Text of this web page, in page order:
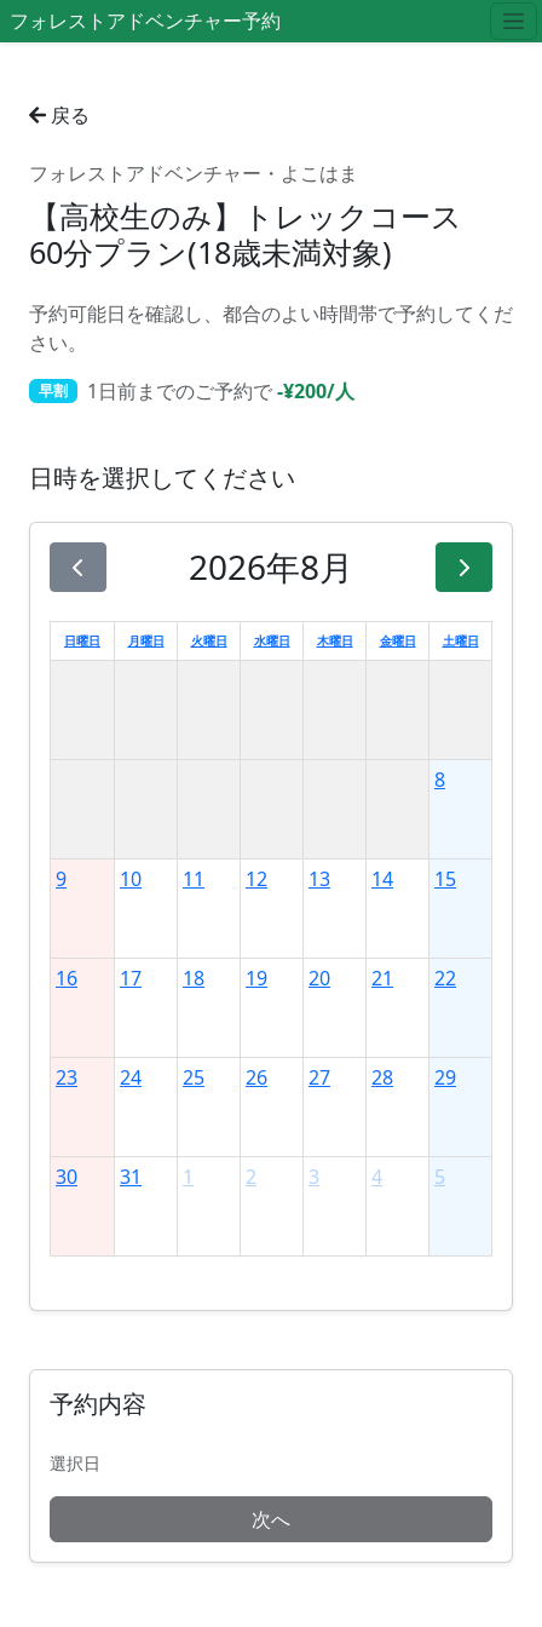
フォレストアドベンチャー予約
戻る
フォレストアドベンチャー・よこはま
【高校生のみ】トレックコース
60分プラン(18歳未満対象)
予約可能日を確認し、都合のよい時間帯で予約してくだ
さい。
早割 1日前までのご予約で-¥200/人
日時を選択してください
2026年8月
日曜日 月曜日 火曜日 水曜日 木曜日 金曜日 土曜日
8
9 10 11 12 13 14 15
16 17 18 19 20 21 22
23 24 25 26 27 28 29
30 31 1 2 3 4 5
予約内容
選択日
次へ